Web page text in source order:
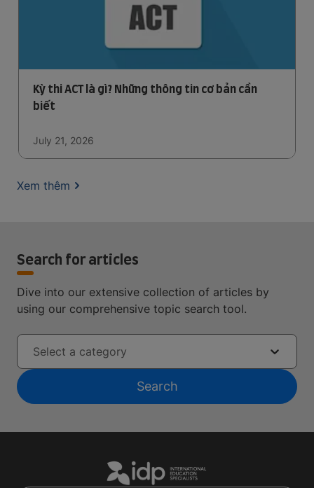
Kỳ thi ACT là gì? Những thông tin cơ bản cần
biết
July 21, 2026
Xem thêm
Search for articles
Dive into our extensive collection of articles by
using our comprehensive topic search tool.
Select a category
Search